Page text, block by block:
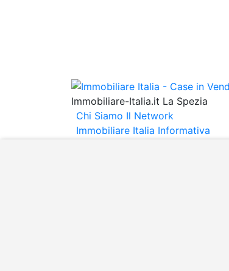
Immobiliare-Italia.it La Spezia
Chi Siamo Il Network
Immobiliare Italia Informativa
Gli annunci immobiliari presenti
italia.it quindi non è